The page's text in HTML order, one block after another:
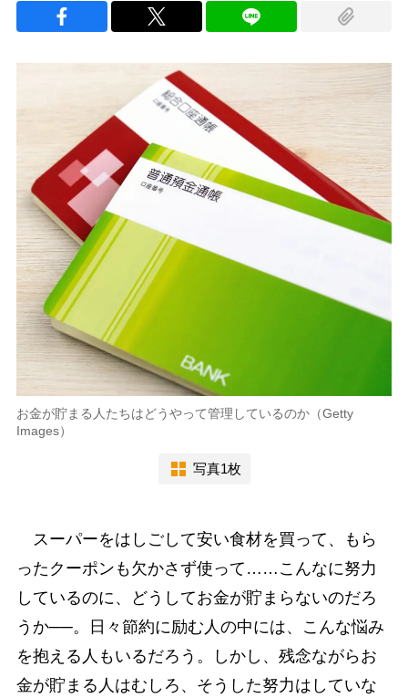
お金が貯まる人たちはどうやって管理しているのか（Getty
Images）
写真1枚
スーパーをはしごして安い食材を買って、もら
ったクーポンも欠かさず使って……こんなに努力
しているのに、どうしてお金が貯まらないのだろ
うか──。日々節約に励む人の中には、こんな悩み
を抱える人もいるだろう。しかし、残念ながらお
金が貯まる人はむしろ、そうした努力はしていな